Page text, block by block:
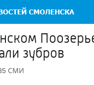
зубров
СМИ